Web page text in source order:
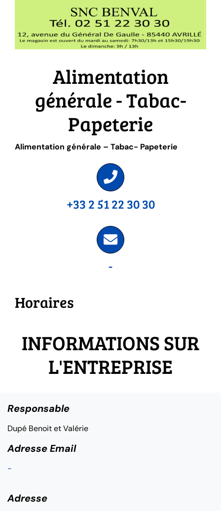
Alimentation
générale - Tabac-
Papeterie
Alimentation générale – Tabac- Papeterie
+33 2 51 22 30 30
-
Horaires
INFORMATIONS SUR
L'ENTREPRISE
Responsable
Dupé Benoit et Valérie
Adresse Email
-
Adresse